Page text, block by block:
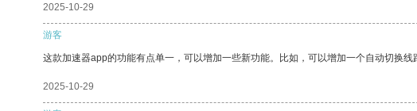
2025-10-29
游客
这款加速器app的功能有点单一，可以增加一些新功能。比如，可以增加一个自动切换
2025-10-29